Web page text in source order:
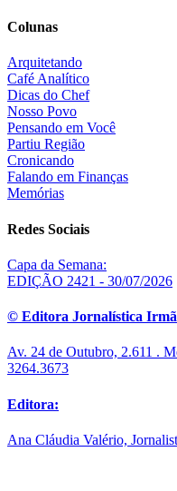
Colunas
Arquitetando
Café Analítico
Dicas do Chef
Nosso Povo
Pensando em Você
Partiu Região
Cronicando
Falando em Finanças
Memórias
Redes Sociais
Capa da Semana:
EDIÇÃO 2421 - 30/07/2026
© Editora Jornalística
Av. 24 de Outubro, 2.611 .
3264.3673
Editora:
Ana Cláudia Valério,